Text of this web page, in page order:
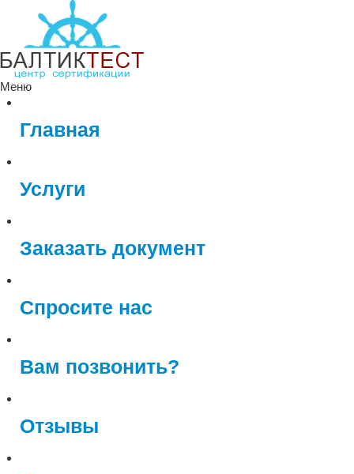
Меню
Главная
Услуги
Заказать документ
Спросите нас
Вам позвонить?
Отзывы